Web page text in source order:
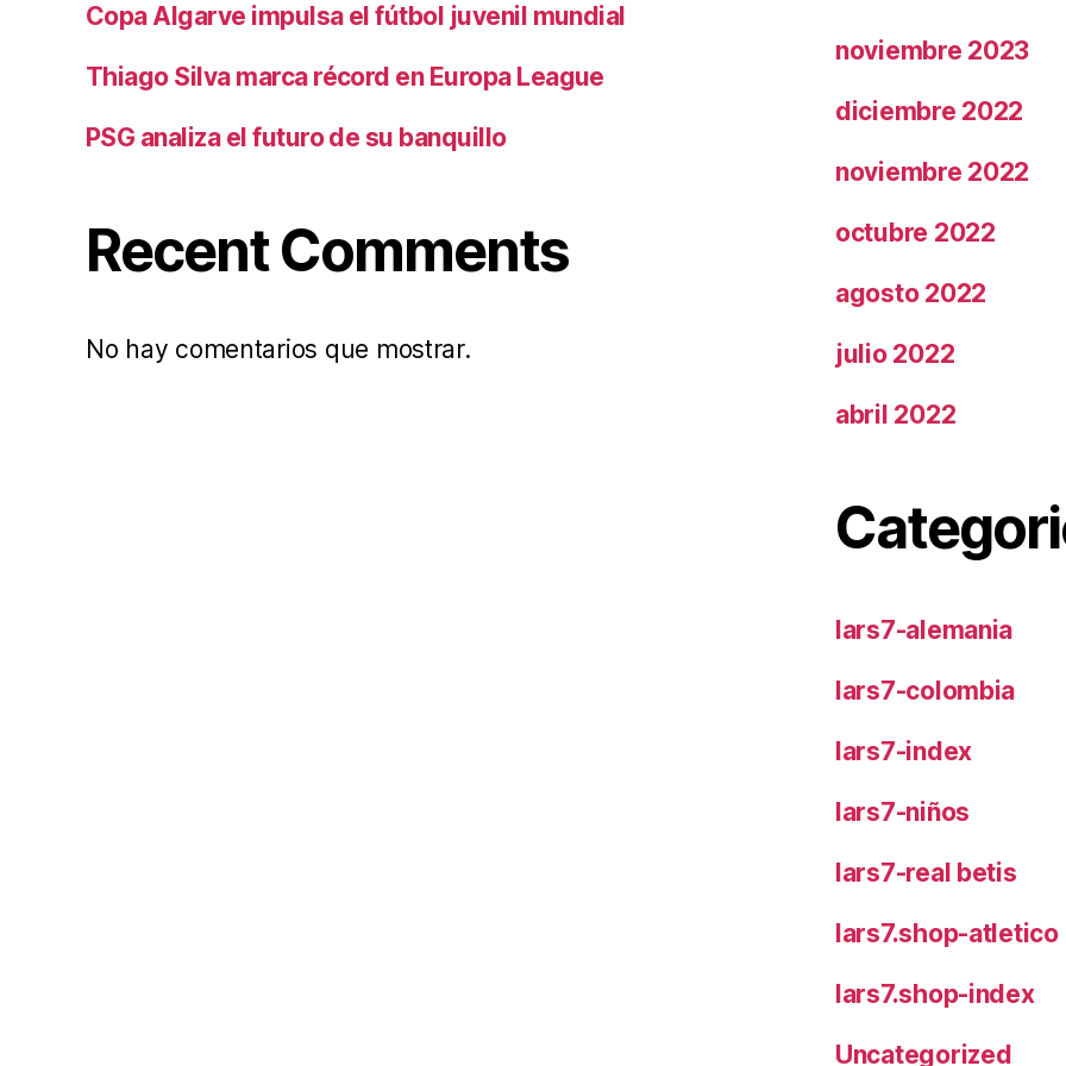
Copa Algarve impulsa el fútbol juvenil mundial
Thiago Silva marca récord en Europa League
PSG analiza el futuro de su banquillo
Recent Comments
No hay comentarios que mostrar.
noviembre 2023
diciembre 2022
noviembre 2022
octubre 2022
agosto 2022
julio 2022
abril 2022
lars7-alemania
lars7-colombia
lars7-index
lars7-niños
lars7-real betis
lars7.shop-
lars7.shop-index
Uncategorized